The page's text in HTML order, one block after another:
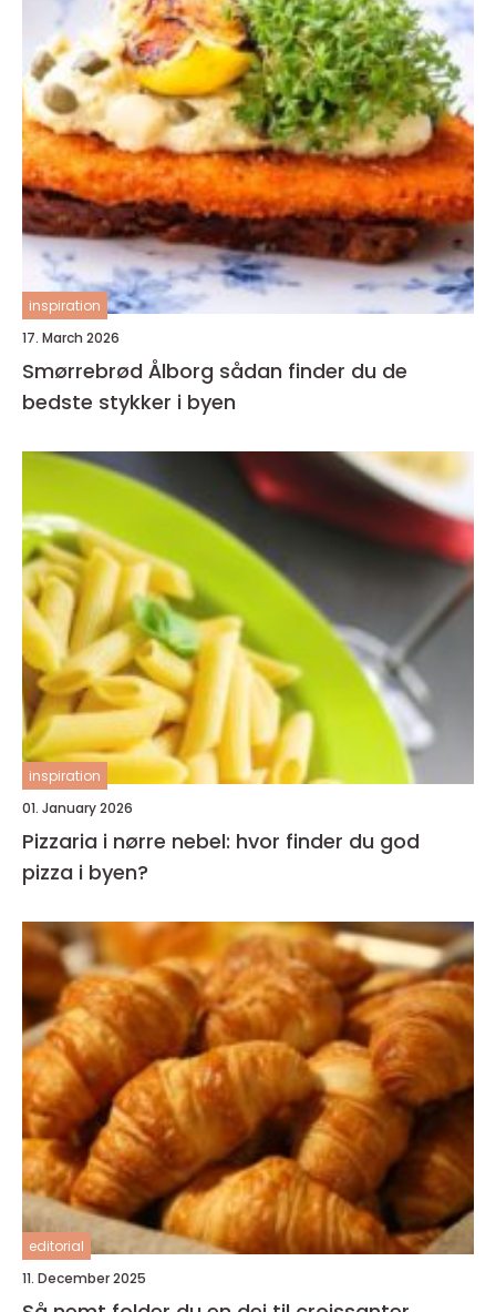
inspiration
17. March 2026
Smørrebrød Ålborg sådan finder du de
bedste stykker i byen
inspiration
01. January 2026
Pizzaria i nørre nebel: hvor finder du god
pizza i byen?
editorial
11. December 2025